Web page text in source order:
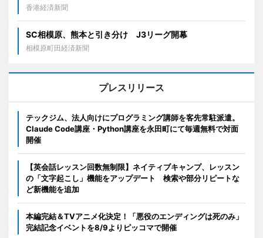
香港経済新聞
SC相模原、熊本と引き分け J3リーグ開幕
相模原町田経済新聞
プレスリリース
テックジム、法人向けにプログラミング講師を客先常駐派遣。
Claude Code講座・Python講座を永田町にて毎週無料で対面
開催
【英会話レッスン回数無制限】ネイティブキャンプ、レッスン
の「文字起こし」機能をアップデート 検索や部分リピートな
ど新機能を追加
本編完結＆TVアニメ化決定！「悪役のエンディングは死のみ」
完結記念イベントを8/9よりピッコマで開催